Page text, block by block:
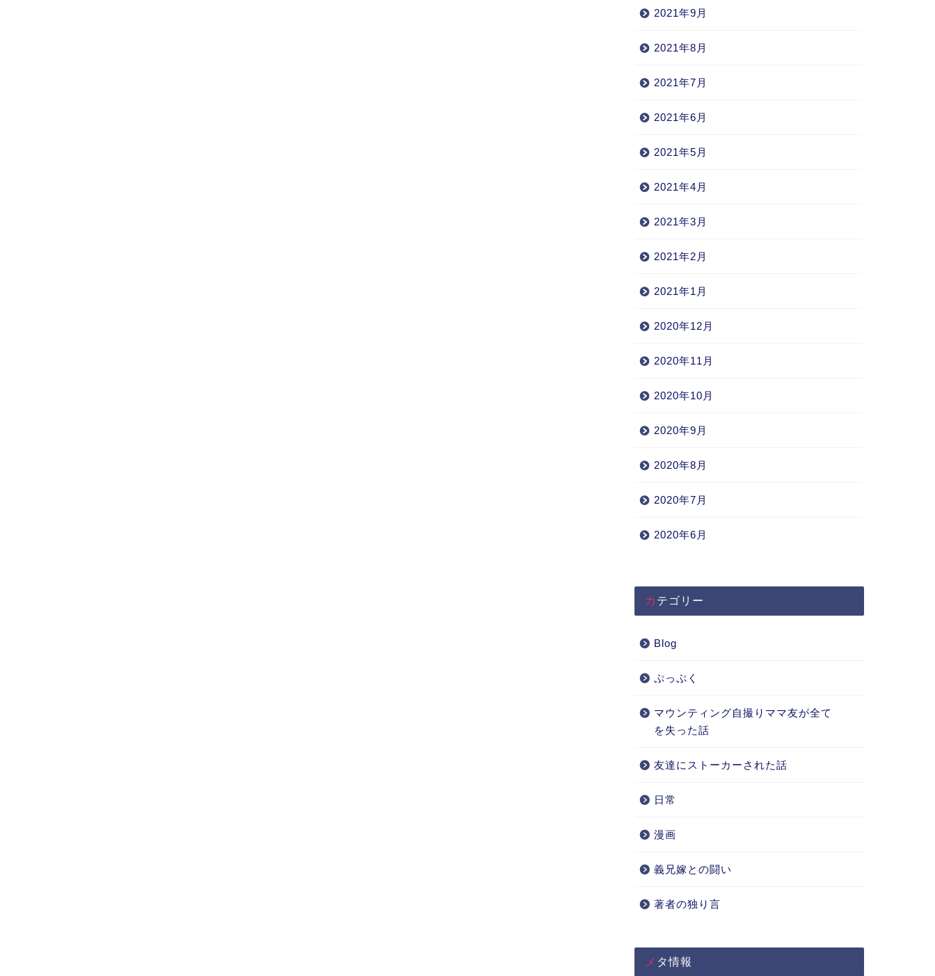
2021年9月
2021年8月
2021年7月
2021年6月
2021年5月
2021年4月
2021年3月
2021年2月
2021年1月
2020年12月
2020年11月
2020年10月
2020年9月
2020年8月
2020年7月
2020年6月
カテゴリー
Blog
ぷっぷく
マウンティング自撮りママ友が全て
を失った話
友達にストーカーされた話
日常
漫画
義兄嫁との闘い
著者の独り言
メタ情報